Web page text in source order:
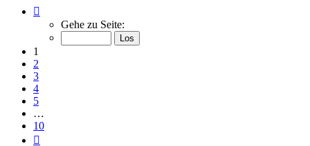
von
Gehe zu Seite:
1
2
3
4
5
…
10